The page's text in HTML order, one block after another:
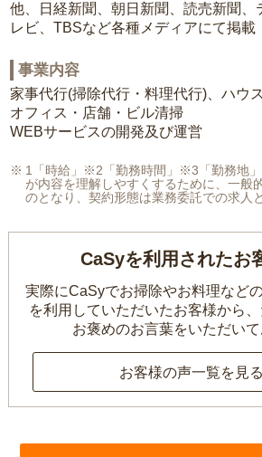
他、日経新聞、朝日新聞、読売新聞、
レビ、TBSなど各種メディアにて掲載
事業内容
家事代行(掃除代行・料理代行)、ハウ
オフィス・店舗・ビル清掃
WEBサービスの開発及び運営
1「時給」※2「勤務時間」※3「勤務地
が内容を理解しやすくするために、一般
のとなり、契約形態は業務委託での求人
CaSyを利用されたお
実際にCaSyでお掃除やお料理など
を利用していただいたお客様から、
お褒めのお言葉をいただいて
お客様の声一覧を見る